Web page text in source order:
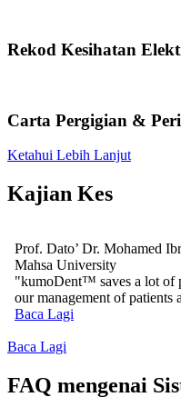
Rekod Kesihatan
Carta Pergigian &
Ketahui Lebih Lanjut
Kajian Kes
Prof. Dato’ Dr. Mohamed
Mahsa University
"kumoDent™ saves a lot of
our management of patients
Baca Lagi
Baca Lagi
FAQ mengenai